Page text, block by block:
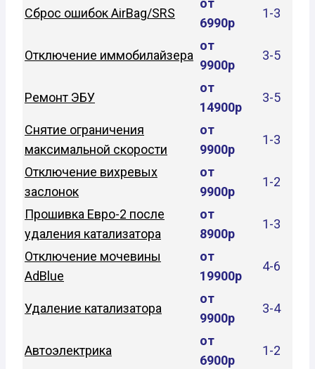
Сброс ошибок AirBag/SRS
от
6990р
1-3
Отключение иммобилайзера
от
9900р
3-5
Ремонт ЭБУ
от
14900р
3-5
Снятие ограничения
максимальной скорости
от
9900р
1-3
Отключение вихревых
заслонок
от
9900р
1-2
Прошивка Евро-2 после
удаления катализатора
от
8900р
1-3
Отключение мочевины
AdBlue
от
19900р
4-6
Удаление катализатора
от
9900р
3-4
Автоэлектрика
от
6900р
1-2